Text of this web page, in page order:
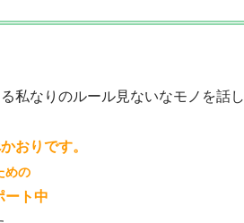
私なりのルール見ないなモノを話し
おりです。
めの
ート中